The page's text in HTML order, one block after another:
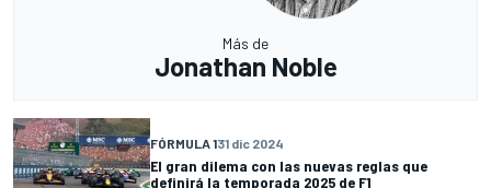
Más de
Jonathan Noble
FÓRMULA 131 dic 2024
El gran dilema con las nuevas reglas que
definirá la temporada 2025 de F1